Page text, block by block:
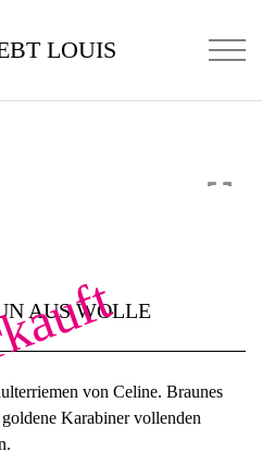
LOUIS
AUS WOLLE
von Celine. Braunes
Karabiner vollenden